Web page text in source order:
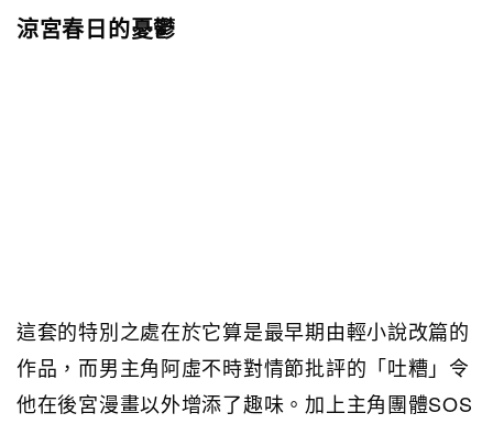
涼宮春日的憂鬱
這套的特別之處在於它算是最早期由輕小說改篇的
作品，而男主角阿虛不時對情節批評的「吐糟」令
他在後宮漫畫以外增添了趣味。加上主角團體SOS